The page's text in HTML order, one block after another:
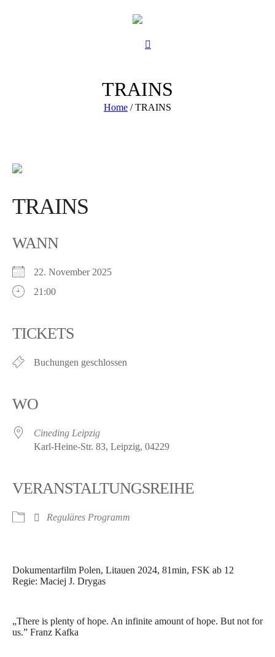
TRAINS
Home /TRAINS
TRAINS
WANN
22. November 2025
21:00
TICKETS
Buchungen geschlossen
WO
Cineding Leipzig
Karl-Heine-Str. 83, Leipzig, 04229
VERANSTALTUNGSREIHE
Reguläres Programm
Dokumentarfilm Polen, Litauen 2024, 81min, FSK ab 12
Regie: Maciej J. Drygas
„There is plenty of hope. An infinite amount of hope. But not for
us.” Franz Kafka